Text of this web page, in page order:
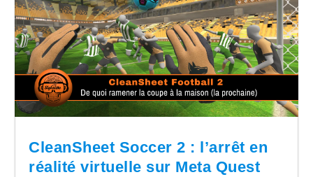
CleanSheet Soccer 2 : l’arrêt en
réalité virtuelle sur Meta Quest